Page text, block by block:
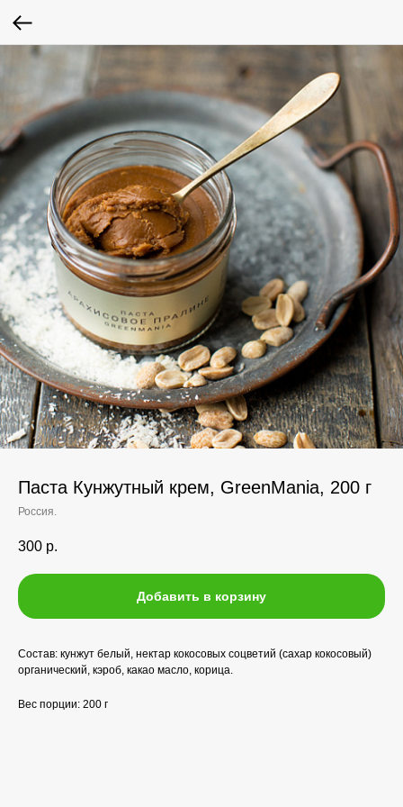
Паста Кунжутный крем, GreenMania, 200 г
Россия.
300 р.
Добавить в корзину
Состав: кунжут белый, нектар кокосовых соцветий (сахар кокосовый)
органический, кэроб, какао масло, корица.
Вес порции: 200 г